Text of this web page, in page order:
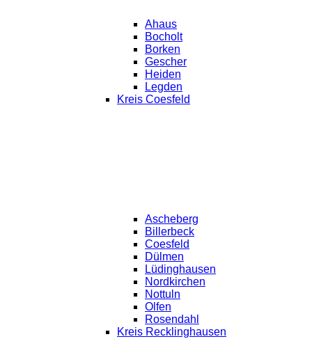
Ahaus
Bocholt
Borken
Gescher
Heiden
Legden
Kreis Coesfeld
Ascheberg
Billerbeck
Coesfeld
Dülmen
Lüdinghausen
Nordkirchen
Nottuln
Olfen
Rosendahl
Kreis Recklinghausen